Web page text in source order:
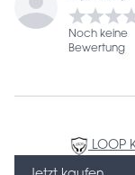
Noch keine
Bewertung
LOOP